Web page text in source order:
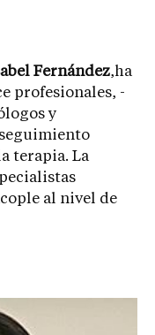
Fernández,ha
profesionales, -
y
terapia. La
al nivel de